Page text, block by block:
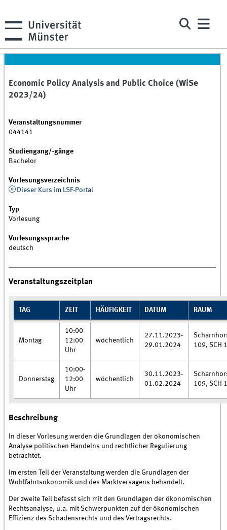
Economic Policy Analysis and Public Choice (WiSe
2023/24)
Veranstaltungsnummer
044141
Studiengang/-gänge
Bachelor
Vorlesungsverzeichnis
Dieser Kurs im LSF-Portal
Typ
Vorlesung
Vorlesungssprache
deutsch
Veranstaltungszeitplan
TAG ZEIT HÄUFIGKEIT DATUM RAUM
Montag
10:00-
12:00
Uhr
wöchentlich
27.11.2023-
29.01.2024
109, SCH
Donnerstag
10:00-
12:00
Uhr
wöchentlich
30.11.2023-
01.02.2024
109, SCH
Beschreibung
In dieser Vorlesung werden die Grundlagen der ökonomischen
Analyse politischen Handelns und rechtlicher Regulierung
betrachtet.
Im ersten Teil der Veranstaltung werden die Grundlagen der
Wohlfahrtsökonomik und des Marktversagens behandelt.
Der zweite Teil befasst sich mit den Grundlagen der ökonomischen
Rechtsanalyse, u.a. mit Schwerpunkten auf der ökonomischen
Effizienz des Schadensrechts und des Vertragsrechts.